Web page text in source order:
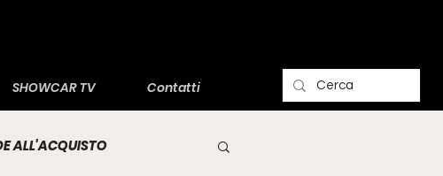
SHOWCAR TV Contatti
ALL'ACQUISTO